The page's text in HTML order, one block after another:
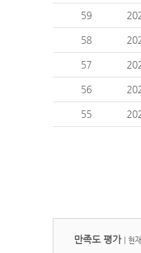
59
58
57
56
55
만족도 평가 현